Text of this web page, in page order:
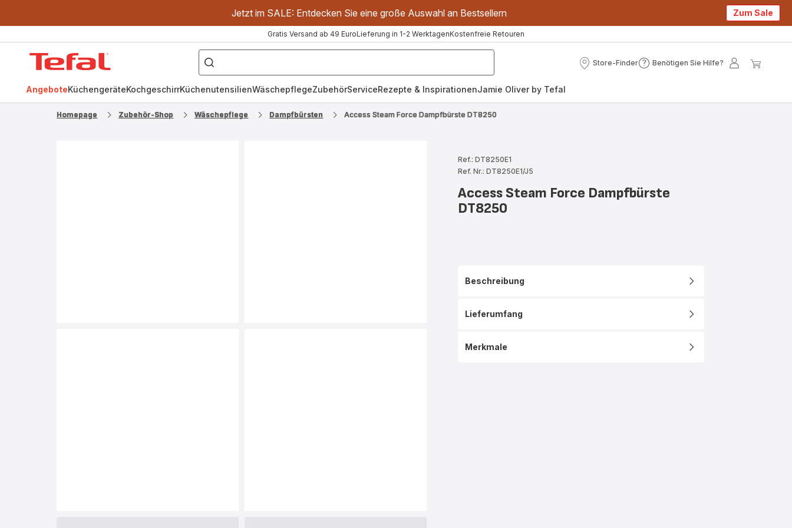
Jetzt im SALE: Entdecken Sie eine große Auswahl an Bestsellern Zum Sale
Gratis Versand ab 49 EuroLieferung in 1-2 WerktagenKostenfreie Retouren
["OptiGrill","Easy
Fry","Pfanne"]
Store-Finder
Store-
Benötigen Sie Hilfe?
Benötigen
Mein
AngeboteKüchengeräteKochgeschirrKüchenutensilienWäschepflegeZubehörServiceRezepte & InspirationenJamie Oliver by Tefal
Homepage Zubehör-Shop Wäschepflege Dampfbürsten Access Steam Force Dampfbürste DT8250
Ref.: DT8250E1
Ref. Nr.: DT8250E1/J5
Access Steam Force Dampfbürste
DT8250
Beschreibung
Lieferumfang
Merkmale